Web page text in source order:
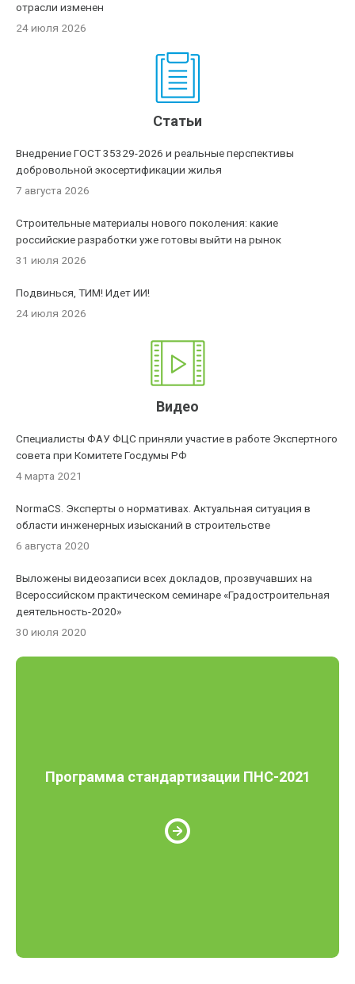
отрасли изменен
24 июля 2026
Статьи
Внедрение ГОСТ 35329-2026 и реальные перспективы
добровольной экосертификации жилья
7 августа 2026
Строительные материалы нового поколения: какие
российские разработки уже готовы выйти на рынок
31 июля 2026
Подвинься, ТИМ! Идет ИИ!
24 июля 2026
Видео
Специалисты ФАУ ФЦС приняли участие в работе Экспертного
совета при Комитете Госдумы РФ
4 марта 2021
NormaCS. Эксперты о нормативах. Актуальная ситуация в
области инженерных изысканий в строительстве
6 августа 2020
Выложены видеозаписи всех докладов, прозвучавших на
Всероссийском практическом семинаре «Градостроительная
деятельность-2020»
30 июля 2020
Программа стандартизации ПНС-2021